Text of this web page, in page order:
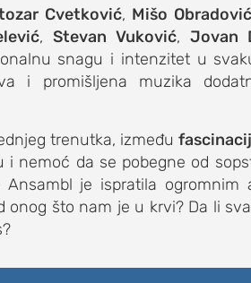
Cvetković, Mišo Obradović
,Stevan Vuković,Jovan
snagu i intenzitet u
i promišljena muzika
trenutka, između
i nemoć da se pobegne od
je ispratila ogromnim
onog što nam je u krvi? Da li